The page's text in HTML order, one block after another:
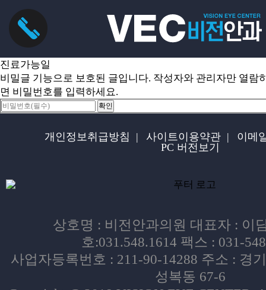
진료가능일
비밀글 기능으로 보호된 글입니다. 작성자와 관리자만 열람
면 비밀번호를 입력하세요.
개인정보취급방침 | 사이트이용약관 |
이메
PC 버전보기
상호명 : 비전안과의원 대표자 : 이
호:031.548.1614 팩스 : 031-
사업자등록번호 : 211-90-14288 주소 : 경
성복동 67-6